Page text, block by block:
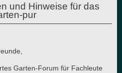
und Hinweise für das
pur
Garten-Forum für Fachleute